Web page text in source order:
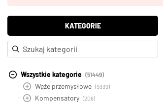
KATEGORIE
Wszystkie kategorie (51449)
Węże przemysłowe (9339)
Kompensatory (206)